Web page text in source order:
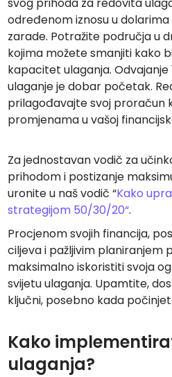
svog prihoda za redovita
određenom iznosu u
zarade. Potražite područja u
kojima možete smanjiti kako
kapacitet ulaganja. Odvajanje
ulaganje je dobar početak.
prilagođavajte svoj proračun
promjenama u vašoj
Za jednostavan vodič za
prihodom i postizanje
uronite u naš vodič “Kako
strategijom 50/30/20“.
Procjenom svojih financija,
ciljeva i pažljivim planiranjem
maksimalno iskoristiti svoja
svijetu ulaganja. Upamtite,
ključni, posebno kada
Kako
ulaganja?